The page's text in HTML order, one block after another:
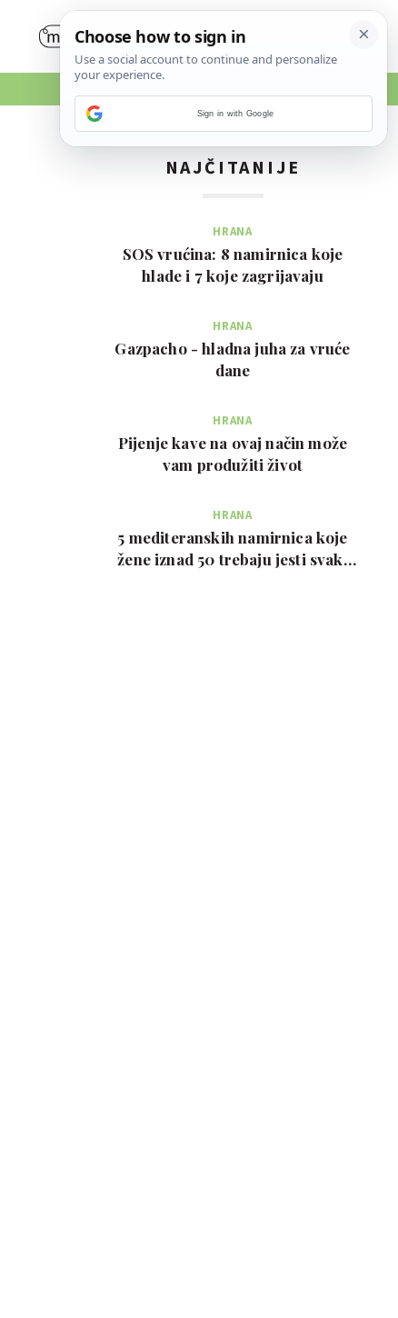
NAJČITANIJE
HRANA
SOS vrućina: 8 namirnica koje
hlade i 7 koje zagrijavaju
HRANA
Gazpacho - hladna juha za vruće
dane
HRANA
Pijenje kave na ovaj način može
vam produžiti život
HRANA
5 mediteranskih namirnica koje
žene iznad 50 trebaju jesti svaki
Sign in with Google